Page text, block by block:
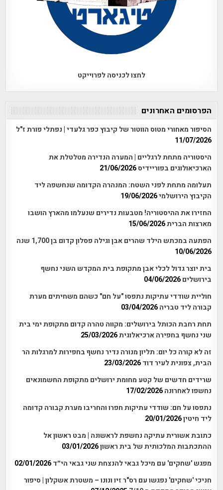
לחצו לכניסה לפרוייקט
הפרסומים האחרונים
הסיפור מאחורי מטוס הווטור של קיבוץ כפר גלעדי | נפתלי פורת ז"ל
11/07/2026
היסטוריה מתחת לרגליים | המערה הנדירה מטלטלת את
הארכיאולוגים בפוריידיס21/06/2026
תעלומה מתחת לפני השטח: המנהרה הקדומה שנחשפה ליד
הקיבוץ הירושלמי19/06/2026
החזירו את ההיסטוריה! מטבעות נדירים שנעלמו מהארץ הושבו
מארצות הברית15/06/2026
הפתעה במכתש הילד שהרים אבן וגילה פסלון קדום בן 1,700 שנה
10/06/2026
בית יוצר גדול לכלי אבן מתקופת בית המקדש השני נחשף
בירושלים 04/06/2026
חוליית שודדי עתיקות נתפסו "על חם" כשהם משחיתים מערת
קבורה ליד טבריה 03/04/2026
תחת רחבת הכותל בירושלים: מקווה טהרה קדום מתקופת ימי בית
שני נחשף בחפירה ארכיאלוגית25/03/2026
זה לא קורה כל יום: תליון מנורה נדיר נחשף בחפירות למרגלות הר
הבית, צפונית לעיר דוד 23/03/2026
שרידים חדשים של קטע מחומת ירושלים מתקופת החשמונאים
נחשפו לאחרונה 17/02/2026
נתפסו על חם: שודדי עתיקות חפרו והחריבו מערת קבורה קדומה
ליד חיטין20/01/2026
כתובת אשורית עתיקה נחשפת לראשונה | מבט ראשון אל
ההתכתבות המלכותית של בית ראשון03/01/2026
מפגש 'שחקים' עם מיכל גבאי להנצחת שני גבאי הי״ד 02/01/2026
חניכי 'שחקים' נפגשו עם רס"ר זיו ונונו – משטרת אשקלון | סיפור